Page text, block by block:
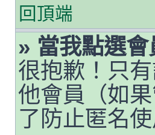
回頂端
» 當我點選
很抱歉！只
他會員（如
了防止匿名